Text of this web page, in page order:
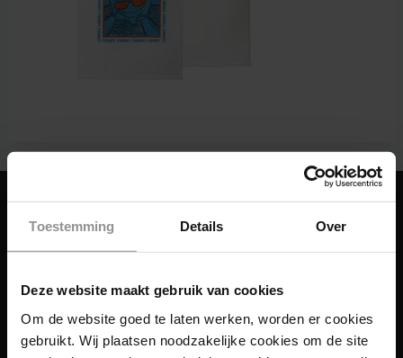
Toestemming Details Over
Deze website maakt gebruik van cookies
Om de website goed te laten werken, worden er cookies
gebruikt. Wij plaatsen noodzakelijke cookies om de site